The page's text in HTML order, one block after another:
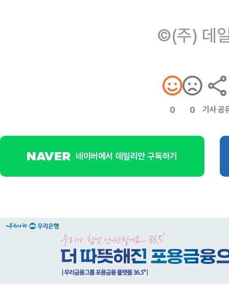
©(주) 데
0 0 기사 공
네이버에서 데일리안 구독하기